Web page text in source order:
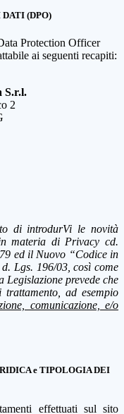
(DPO)
Protection Officer
ai seguenti recapiti:
S.r.l.
2
di introdurVi le novità
materia di Privacy cd.
ed il Nuovo “Codice in
Lgs. 196/03, così come
prevede che
ad esempio
comunicazione, e/o
e TIPOLOGIA DEI
effettuati sul sito